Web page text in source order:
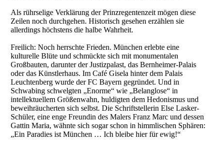
Als rührselige Verklärung der Prinzregentenzeit mögen diese
Zeilen noch durchgehen. Historisch gesehen erzählen sie
allerdings höchstens die halbe Wahrheit.
Freilich: Noch herrschte Frieden. München erlebte eine
kulturelle Blüte und schmückte sich mit monumentalen
Großbauten, darunter der Justizpalast, das Bernheimer-Palais
oder das Künstlerhaus. Im Café Gisela hinter dem Palais
Leuchtenberg wurde der FC Bayern gegründet. Und in
Schwabing schwelgten „Enorme“ wie „Belanglose“ in
intellektuellem Größenwahn, huldigten dem Hedonismus und
beweihräucherten sich selbst. Die Schriftstellerin Else Lasker-
Schüler, eine enge Freundin des Malers Franz Marc und dessen
Gattin Maria, wähnte sich sogar schon in himmlischen Sphären:
„Ein Paradies ist München … Ich bleibe hier für ewig!“